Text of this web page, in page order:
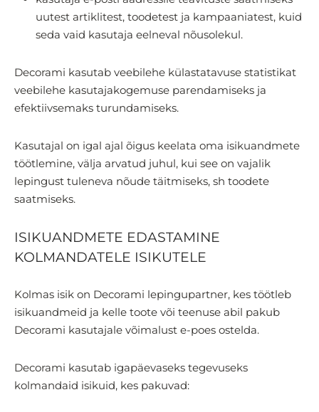
uutest artiklitest, toodetest ja kampaaniatest, kuid
seda vaid kasutaja eelneval nõusolekul.
Decorami kasutab veebilehe külastatavuse statistikat
veebilehe kasutajakogemuse parendamiseks ja
efektiivsemaks turundamiseks.
Kasutajal on igal ajal õigus keelata oma isikuandmete
töötlemine, välja arvatud juhul, kui see on vajalik
lepingust tuleneva nõude täitmiseks, sh toodete
saatmiseks.
ISIKUANDMETE EDASTAMINE
KOLMANDATELE ISIKUTELE
Kolmas isik on Decorami lepingupartner, kes töötleb
isikuandmeid ja kelle toote või teenuse abil pakub
Decorami kasutajale võimalust e-poes ostelda.
Decorami kasutab igapäevaseks tegevuseks
kolmandaid isikuid, kes pakuvad: